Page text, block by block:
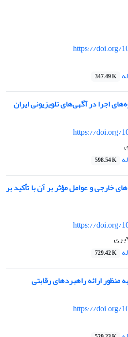
https://doi.org/
347.49 K
اجرا در آگهی‌های تلویزیونی ایران
https://doi.org/
598.54 K
خارجی و عوامل مؤثر بر آن با تأکید بر
https://doi.org/
729.42 K
منظور ارائه راهبردهای رقابتی
https://doi.org/